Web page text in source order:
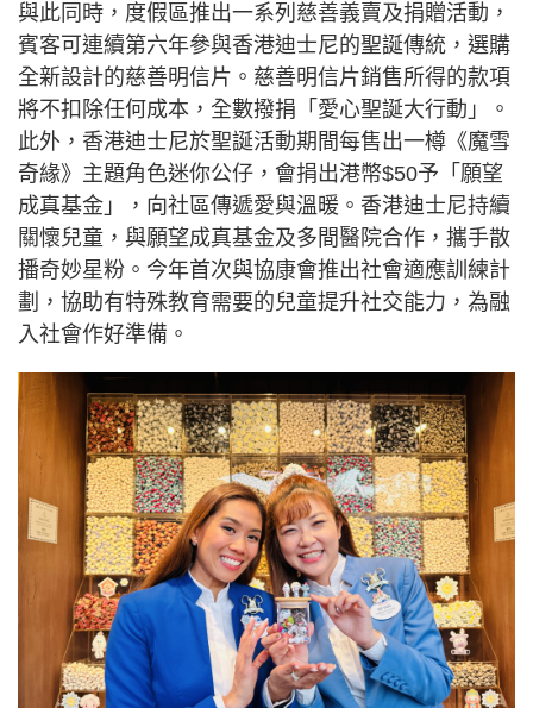
與此同時，度假區推出一系列慈善義賣及捐贈活動，
賓客可連續第六年參與香港迪士尼的聖誕傳統，選購
全新設計的慈善明信片。慈善明信片銷售所得的款項
將不扣除任何成本，全數撥捐「愛心聖誕大行動」。
此外，香港迪士尼於聖誕活動期間每售出一樽《魔雪
奇緣》主題角色迷你公仔，會捐出港幣$50予「願望
成真基金」，向社區傳遞愛與溫暖。香港迪士尼持續
關懷兒童，與願望成真基金及多間醫院合作，攜手散
播奇妙星粉。今年首次與協康會推出社會適應訓練計
劃，協助有特殊教育需要的兒童提升社交能力，為融
入社會作好準備。